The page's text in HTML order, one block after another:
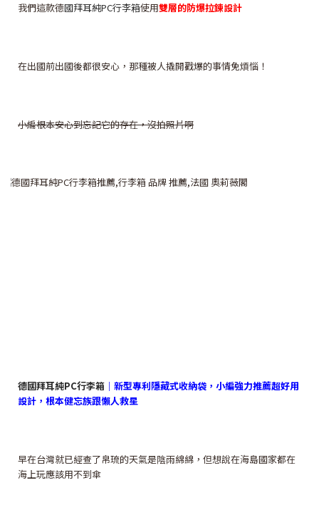
我們這款德國拜耳純PC行李箱使用雙層的防爆拉鍊設計
在出國前出國後都很安心，那種被人撬開戳爆的事情免煩惱！
小編根本安心到忘記它的存在，沒拍照片啊
德國拜耳純PC行李箱 ｜新型專利隱藏式收納袋，小編強力推薦超好用
設計，根本健忘族跟懶人救星
早在台灣就已經查了帛琉的天氣是陰雨綿綿，但想說在海島國家都在
海上玩應該用不到傘